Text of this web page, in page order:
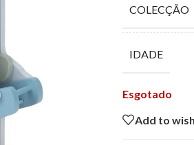
COLECÇÃO
IDADE
Esgotado
Add to